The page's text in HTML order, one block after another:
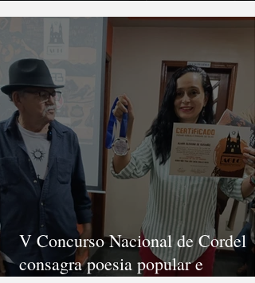
V Concurso Nacional de Cordel
consagra poesia popular e